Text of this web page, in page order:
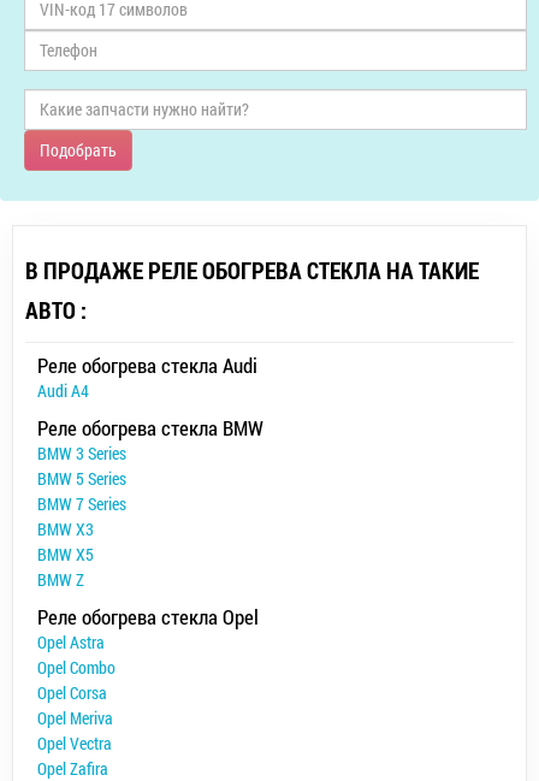
Подобрать
В ПРОДАЖЕ РЕЛЕ ОБОГРЕВА СТЕКЛА НА ТАКИЕ
АВТО :
Реле обогрева стекла Audi
Audi A4
Реле обогрева стекла BMW
BMW 3 Series
BMW 5 Series
BMW 7 Series
BMW X3
BMW X5
BMW Z
Реле обогрева стекла Opel
Opel Astra
Opel Combo
Opel Corsa
Opel Meriva
Opel Vectra
Opel Zafira